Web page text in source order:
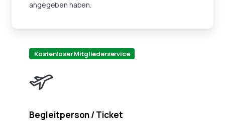
angegeben haben.
Kostenloser Mitgliederservice
Begleitperson / Ticket